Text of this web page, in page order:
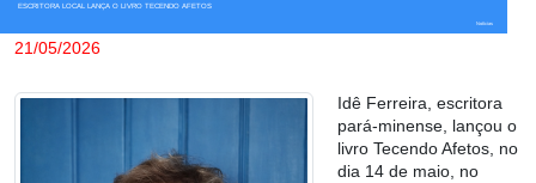
ESCRITORA LOCAL LANÇA O LIVRO TECENDO AFETOS
Notícias
21/05/2026
Idê Ferreira, escritora
pará-minense, lançou o
livro Tecendo Afetos, no
dia 14 de maio, no